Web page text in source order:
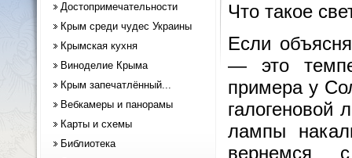
Достопримечательности
Крым среди чудес Украины
Крымская кухня
Виноделие Крыма
Крым запечатлённый...
Вебкамеры и панорамы
Карты и схемы
Библиотека
Что такое
Если
— это
примера у
галогеновой
лампы
вернемся